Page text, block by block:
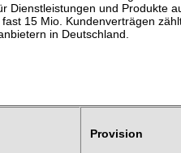
Dienstleistungen und Produkte
15 Mio. Kundenverträgen
in Deutschland.
Provision